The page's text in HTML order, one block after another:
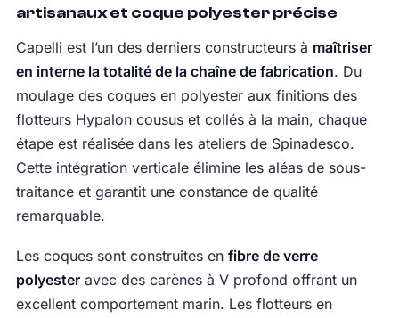
artisanaux et coque polyester précise
Capelli est l’un des derniers constructeurs à maîtriser
en interne la totalité de la chaîne de fabrication. Du
moulage des coques en polyester aux finitions des
flotteurs Hypalon cousus et collés à la main, chaque
étape est réalisée dans les ateliers de Spinadesco.
Cette intégration verticale élimine les aléas de sous-
traitance et garantit une constance de qualité
remarquable.
Les coques sont construites en fibre de verre
polyesteravec des carènes à V profond offrant un
excellent comportement marin. Les flotteurs en